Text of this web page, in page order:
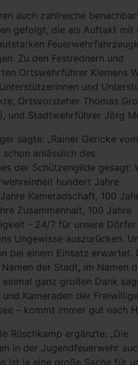
auch zahlreiche
gefolgt, die als Auftakt mit
Zu den Festrednern und
Ortswehrführer Klemens
und
Ortsvorsteher Thomas
und Stadtwehrführer Jörg
sagte: „Rainer Gericke vom
anlässlich des
der Schützengilde gesagt:
hundert Jahre
Kameradschaft, 100
Zusammenhalt, 100 Jahre
- 24/7 für unsere
Ungewisse auszurücken.
bei einem Einsatz erwartet.
der Stadt, im Namen
ganz großen Dank
Kameraden der
– kommt immer gut nach
Rüschkamp ergänzte: „Die
in der Jugendfeuerwehr
ist ja eine große Sache für